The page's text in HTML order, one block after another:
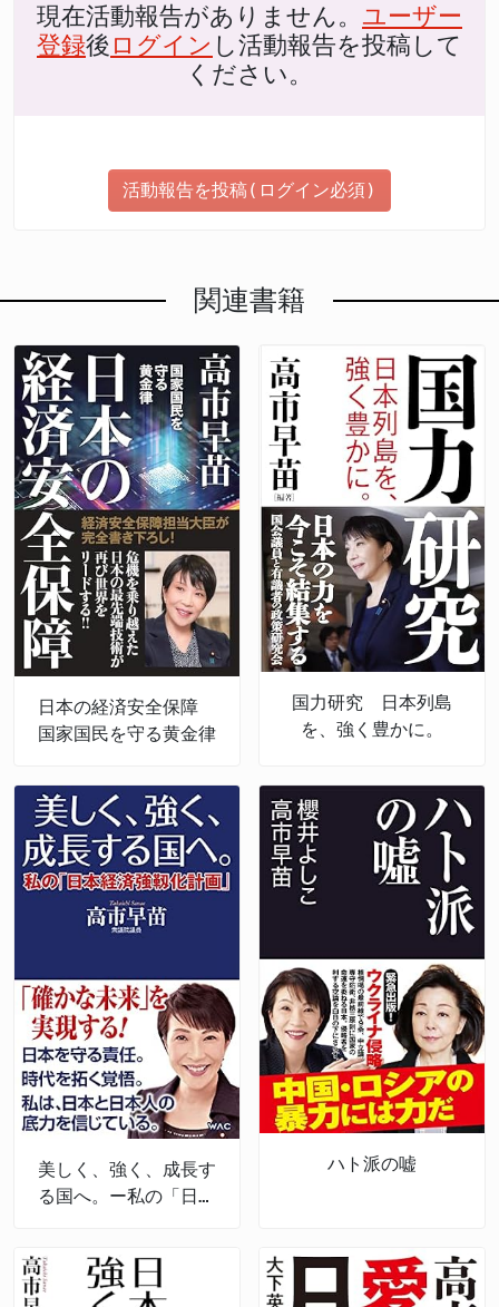
現在活動報告がありません。 ユーザー
登録後 ログイン し活動報告を投稿して
ください。
活動報告を投稿(ログイン必須)
関連書籍
日本の経済安全保障
国家国民を守る黄金律
国力研究 日本列島
を、強く豊かに。
美しく、強く、成長す
る国へ。ー私の「日本
ハト派の嘘